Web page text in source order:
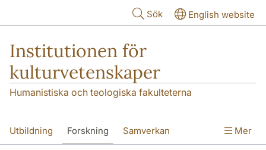
Sök English website
Institutionen för
kulturvetenskaper
Humanistiska och teologiska fakulteterna
Utbildning Forskning Samverkan Mer